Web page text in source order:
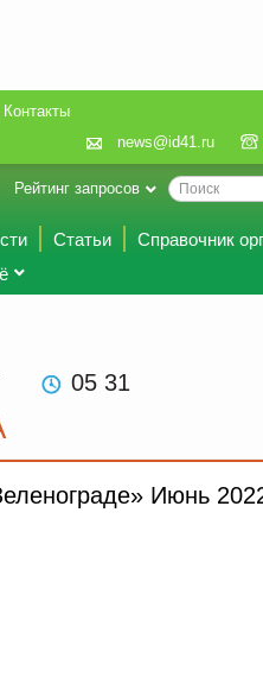
Контакты
news@id41.ru
Рейтинг запросов
Статьи
Справочник
05 31
Июнь